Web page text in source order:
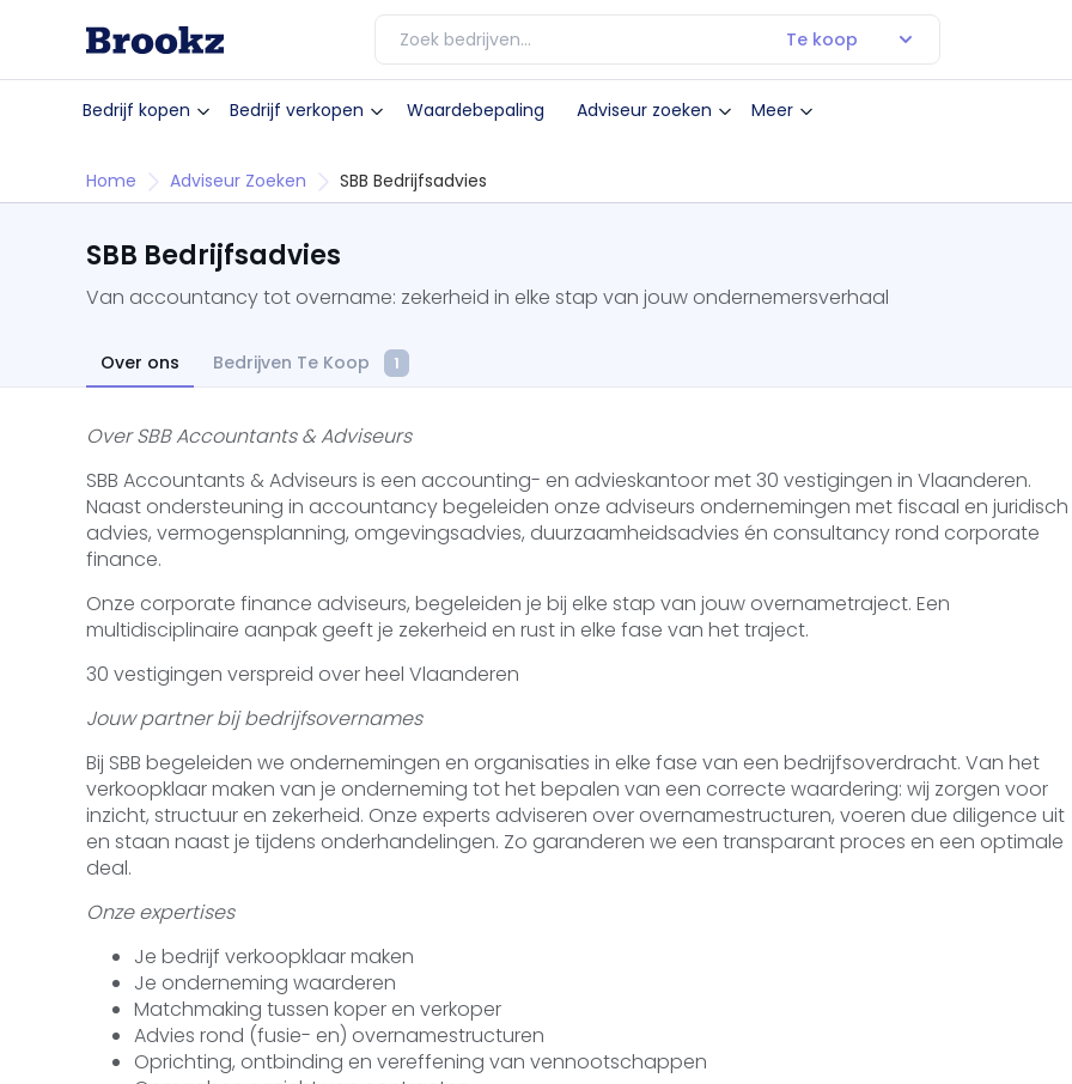
Te koop
Bedrijf kopen Bedrijf verkopen Waardebepaling Adviseur zoeken Meer
Home Adviseur Zoeken SBB Bedrijfsadvies
SBB Bedrijfsadvies
Van accountancy tot overname: zekerheid in elke stap van jouw ondernemersverhaal
Over ons Bedrijven Te Koop 1
Over SBB Accountants & Adviseurs
SBB Accountants & Adviseurs is een accounting- en advieskantoor met 30 vestigingen in Vlaanderen.
Naast ondersteuning in accountancy begeleiden onze adviseurs ondernemingen met fiscaal en juridisch
advies, vermogensplanning, omgevingsadvies, duurzaamheidsadvies én consultancy rond corporate
finance.
Onze corporate finance adviseurs, begeleiden je bij elke stap van jouw overnametraject. Een
multidisciplinaire aanpak geeft je zekerheid en rust in elke fase van het traject.
30 vestigingen verspreid over heel Vlaanderen
Jouw partner bij bedrijfsovernames
Bij SBB begeleiden we ondernemingen en organisaties in elke fase van een bedrijfsoverdracht. Van het
verkoopklaar maken van je onderneming tot het bepalen van een correcte waardering: wij zorgen voor
inzicht, structuur en zekerheid. Onze experts adviseren over overnamestructuren, voeren due diligence uit
en staan naast je tijdens onderhandelingen. Zo garanderen we een transparant proces en een optimale
deal.
Onze expertises
Je bedrijf verkoopklaar maken
Je onderneming waarderen
Matchmaking tussen koper en verkoper
Advies rond (fusie- en) overnamestructuren
Oprichting, ontbinding en vereffening van vennootschappen